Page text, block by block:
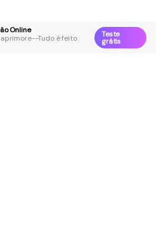
Online
Tudo é feito
Teste
grátis